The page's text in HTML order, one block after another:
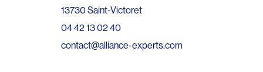
13730 Saint-Victoret
04 42 13 02 40
contact@alliance-experts.com